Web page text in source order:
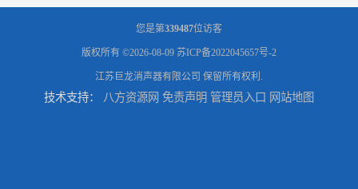
您是第339487位访客
版权所有 ©2026-08-09 苏ICP备2022045657号-2
江苏巨龙消声器有限公司 保留所有权利.
技术支持： 八方资源网 免责声明 管理员入口 网站地图